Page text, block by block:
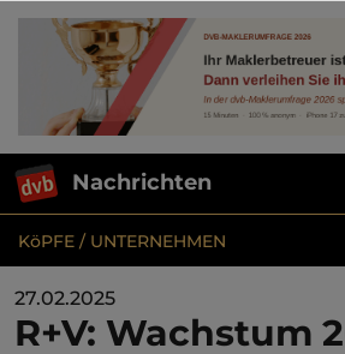
Nachrichten
KöPFE / UNTERNEHMEN
27.02.2025
R+V: Wachstum